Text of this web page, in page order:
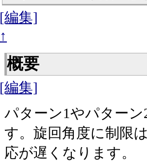
[編集]
↑
概要
[編集]
パターン1やパター
す。旋回角度に制限
応が遅くなります。